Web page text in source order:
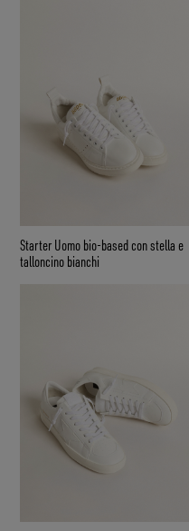
Starter Uomo bio-based con stella e
talloncino bianchi